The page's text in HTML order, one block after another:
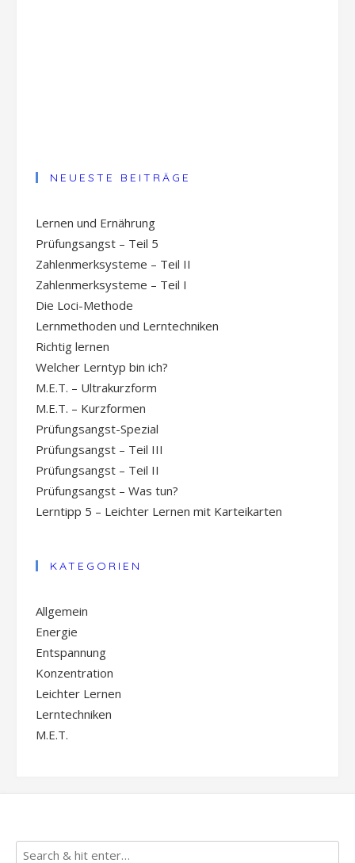
NEUESTE BEITRÄGE
Lernen und Ernährung
Prüfungsangst – Teil 5
Zahlenmerksysteme – Teil II
Zahlenmerksysteme – Teil I
Die Loci-Methode
Lernmethoden und Lerntechniken
Richtig lernen
Welcher Lerntyp bin ich?
M.E.T. – Ultrakurzform
M.E.T. – Kurzformen
Prüfungsangst-Spezial
Prüfungsangst – Teil III
Prüfungsangst – Teil II
Prüfungsangst – Was tun?
Lerntipp 5 – Leichter Lernen mit Karteikarten
KATEGORIEN
Allgemein
Energie
Entspannung
Konzentration
Leichter Lernen
Lerntechniken
M.E.T.